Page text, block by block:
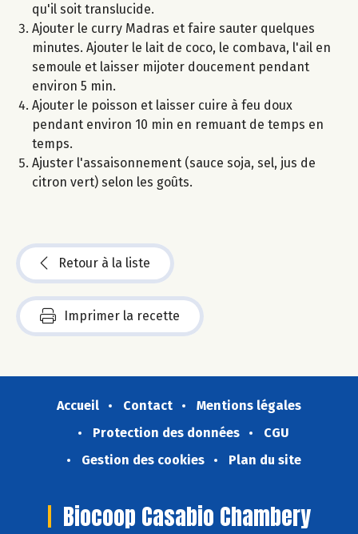
qu'il soit translucide.
Ajouter le curry Madras et faire sauter quelques
minutes. Ajouter le lait de coco, le combava, l'ail en
semoule et laisser mijoter doucement pendant
environ 5 min.
Ajouter le poisson et laisser cuire à feu doux
pendant environ 10 min en remuant de temps en
temps.
Ajuster l'assaisonnement (sauce soja, sel, jus de
citron vert) selon les goûts.
Retour à la liste
Imprimer la recette
Accueil Contact
Mentions légales
Protection des données
CGU
Gestion des cookies
Plan du site
Biocoop Casabio Chambery